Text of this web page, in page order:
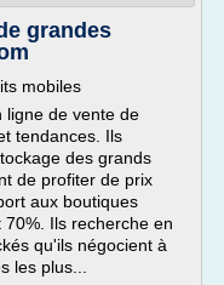
grandes
mobiles
ligne de vente de
tendances. Ils
des grands
de profiter de prix
aux boutiques
Ils recherche en
qu'ils négocient à
les plus...